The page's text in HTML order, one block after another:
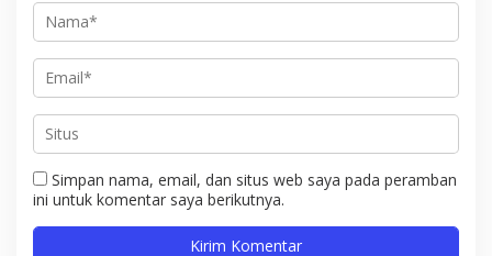
Simpan nama, email, dan situs web saya pada peramban
ini untuk komentar saya berikutnya.